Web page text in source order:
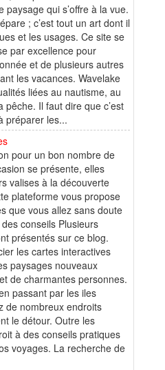
paysage qui s’offre à la vue.
; c’est tout un art dont il
et les usages. Ce site se
par excellence pour
et de plusieurs autres
les vacances. Wavelake
liées au nautisme, au
Il faut dire que c’est
préparer les...
pour un bon nombre de
se présente, elles
valises à la découverte
plateforme vous propose
que vous allez sans doute
conseils Plusieurs
présentés sur ce blog.
les cartes interactives
paysages nouveaux
de charmantes personnes.
passant par les iles
de nombreux endroits
le détour. Outre les
à des conseils pratiques
voyages. La recherche de